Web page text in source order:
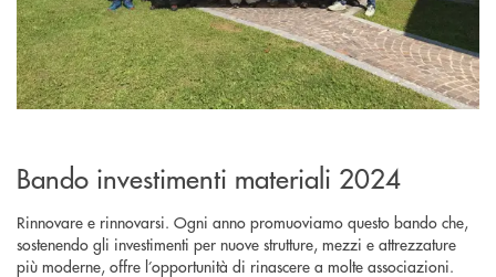
Bando investimenti materiali 2024
Rinnovare e rinnovarsi. Ogni anno promuoviamo questo bando che,
sostenendo gli investimenti per nuove strutture, mezzi e attrezzature
più moderne, offre l’opportunità di rinascere a molte associazioni.